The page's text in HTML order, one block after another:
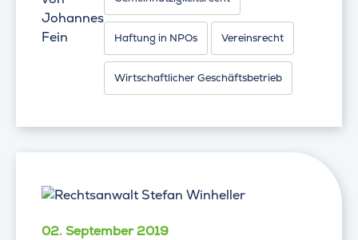
Johannes
Fein
Haftung in NPOs Vereinsrecht
Wirtschaftlicher Geschäftsbetrieb
02. September 2019